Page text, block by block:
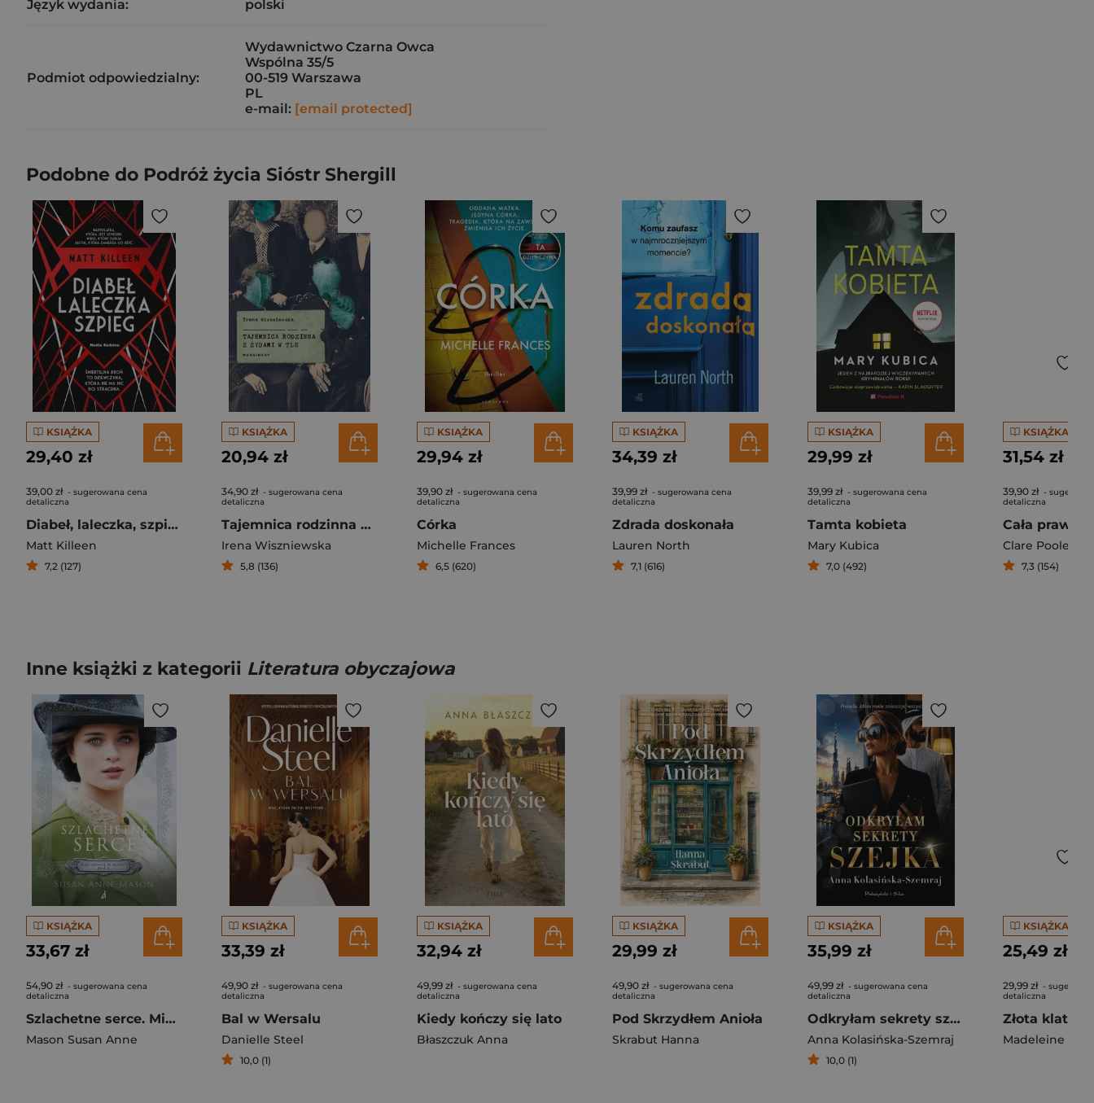
Język wydania: polski
Podmiot odpowiedzialny:
Wydawnictwo Czarna Owca
Wspólna 35/5
00-519 Warszawa
PL
e-mail: [email protected]
Podobne do Podróż życia Sióstr Shergill
KSIĄŻKA
29,40 zł
39,00 zł - sugerowana cena
detaliczna
Diabeł, laleczka, szpieg
Matt Killeen
7,2 (127)
KSIĄŻKA
20,94 zł
34,90 zł - sugerowana cena
detaliczna
Tajemnica rodzinna z Żydami w tle
Irena Wiszniewska
5,8 (136)
KSIĄŻKA
29,94 zł
39,90 zł - sugerowana cena
detaliczna
Córka
Michelle Frances
6,5 (620)
KSIĄŻKA
34,39 zł
39,99 zł - sugerowana cena
detaliczna
Zdrada doskonała
Lauren North
7,1 (616)
KSIĄŻKA
29,99 zł
39,99 zł - sugerowana cena
detaliczna
Tamta kobieta
Mary Kubica
7,0 (492)
KSIĄŻKA
31,54 zł
39,90 zł -
detaliczna
Cała prawda
Clare Pooley
7,3 (154)
Inne książki z kategorii Literatura obyczajowa
KSIĄŻKA
33,67 zł
54,90 zł - sugerowana cena
detaliczna
Szlachetne serce. Mieć odwagę, by marzyć. Tom 2 wyd. 2026
Mason Susan Anne
KSIĄŻKA
33,39 zł
49,90 zł - sugerowana cena
detaliczna
Bal w Wersalu
Danielle Steel
10,0 (1)
KSIĄŻKA
32,94 zł
49,99 zł - sugerowana cena
detaliczna
Kiedy kończy się lato
Błaszczuk Anna
KSIĄŻKA
29,99 zł
49,90 zł - sugerowana cena
detaliczna
Pod Skrzydłem Anioła
Skrabut Hanna
KSIĄŻKA
35,99 zł
49,99 zł - sugerowana cena
detaliczna
Odkryłam sekrety szejka
Anna Kolasińska-Szemraj
10,0 (1)
KSIĄŻKA
25,49 zł
29,99 zł -
detaliczna
Złota klatka
Madeleine